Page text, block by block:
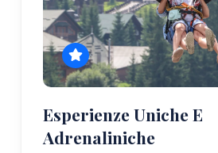
Esperienze Uniche E
Adrenaliniche